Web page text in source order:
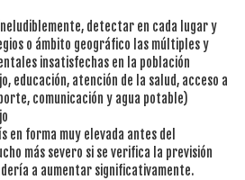
detectar en cada lugar y
o ámbito geográfico las múltiples y
insatisfechas en la población
educación, atención de la salud, acceso a
comunicación y agua potable)
en forma muy elevada antes del
más severo si se verifica la previsión
a aumentar significativamente.